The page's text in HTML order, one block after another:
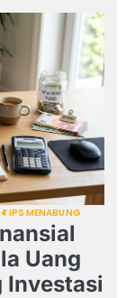
TIPS MENABUNG
Uang
Investasi